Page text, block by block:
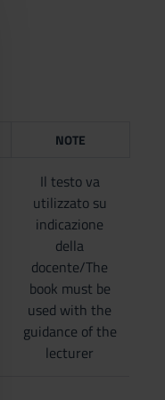
NOTE
Il testo va
utilizzato su
indicazione
della
docente/The
book must be
used with the
guidance of the
lecturer